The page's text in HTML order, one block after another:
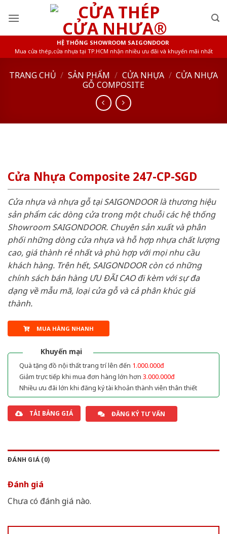
HỆ THỐNG SHOWROOM SAIGONDOOR
Mua cửa thép,cửa nhựa tại TP.HCM nhận nhiều ưu đãi và khuyến mãi nhất
TRANG CHỦ / SẢN PHẨM / CỬA NHỰA / CỬA NHỰA
GỖ COMPOSITE
Cửa Nhựa Composite 247-CP-SGD
Cửa nhựa và nhựa gỗ tại SAIGONDOOR là thương hiệu
sản phẩm các dòng cửa trong một chuỗi các hệ thống
Showroom SAIGONDOOR. Chuyên sản xuất và phân
phối những dòng cửa nhựa và hỗ hợp nhựa chất lượng
cao, giá thành rẻ nhất và phù hợp với mọi nhu cầu
khách hàng. Trên hết, SAIGONDOOR còn có những
chính sách bán hàng ƯU ĐÃI CAO đi kèm với sự đa
dạng về mẫu mã, loại cửa gỗ và cả phân khúc giá
thành.
MUA HÀNG NHANH
Khuyến mại
Quà tặng đồ nội thất trang trí lên đến 1.000.000đ
Giảm trực tiếp khi mua đơn hàng lớn hơn 3.000.000đ
Nhiều ưu đãi lớn khi đăng ký tài khoản thành viên thân thiết
TẢI BẢNG GIÁ ĐĂNG KÝ TƯ VẤN
ĐÁNH GIÁ (0)
Đánh giá
Chưa có đánh giá nào.